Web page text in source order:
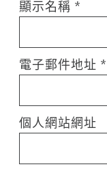
顯示名稱 *
電子郵件地址 *
個人網站網址